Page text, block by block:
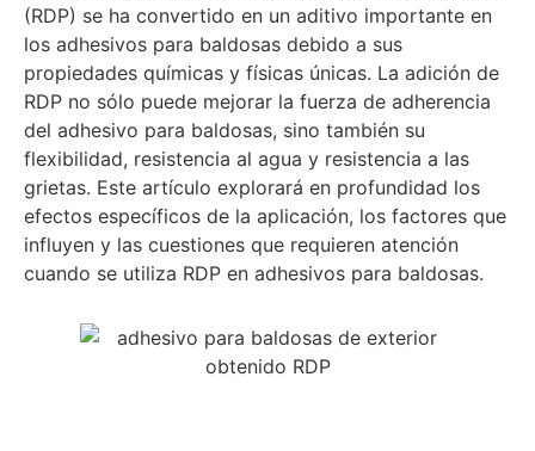
(RDP) se ha convertido en un aditivo importante en
los adhesivos para baldosas debido a sus
propiedades químicas y físicas únicas. La adición de
RDP no sólo puede mejorar la fuerza de adherencia
del adhesivo para baldosas, sino también su
flexibilidad, resistencia al agua y resistencia a las
grietas. Este artículo explorará en profundidad los
efectos específicos de la aplicación, los factores que
influyen y las cuestiones que requieren atención
cuando se utiliza RDP en adhesivos para baldosas.